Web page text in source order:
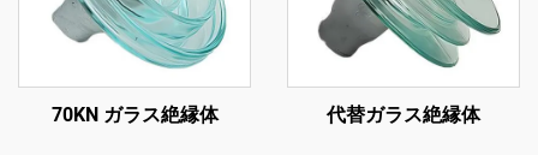
70KN ガラス絶縁体 代替ガラス絶縁体